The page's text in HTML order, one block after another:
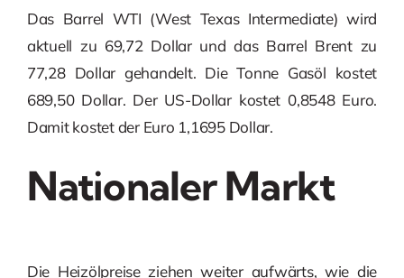
Das Barrel WTI (West Texas Intermediate) wird
aktuell zu 69,72 Dollar und das Barrel Brent zu
77,28 Dollar gehandelt. Die Tonne Gasöl kostet
689,50 Dollar. Der US-Dollar kostet 0,8548 Euro.
Damit kostet der Euro 1,1695 Dollar.
Nationaler Markt
Die Heizölpreise ziehen weiter aufwärts, wie die